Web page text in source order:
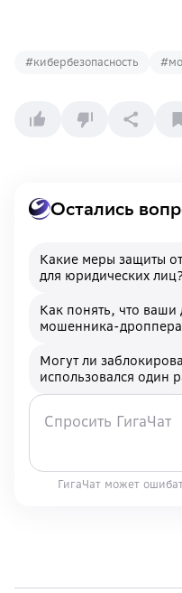
#кибербезопасность #
Остались
Какие меры защиты
для юридических лиц?
Как понять, что
мошенника-
Могут ли
использовался один
ГигаЧат может